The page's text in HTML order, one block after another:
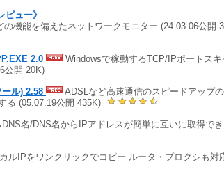
ビュー》
の機能を備えたネットワークモニター (24.03.06公開
2.0
Windowsで稼動するTCP/IPポートスキ
公開 20K)
ル) 2.58
ADSLなど高速通信のスピードアップ
る (05.07.19公開 435K)
名/DNS名からIPアドレスが簡単に互いに取得でき
ルIPをワンクリックでコピー ルータ・プロクシも対